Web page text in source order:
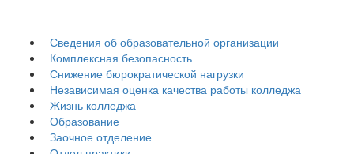
Сведения об образовательной организации
Комплексная безопасность
Снижение бюрократической нагрузки
Независимая оценка качества работы колледжа
Жизнь колледжа
Образование
Заочное отделение